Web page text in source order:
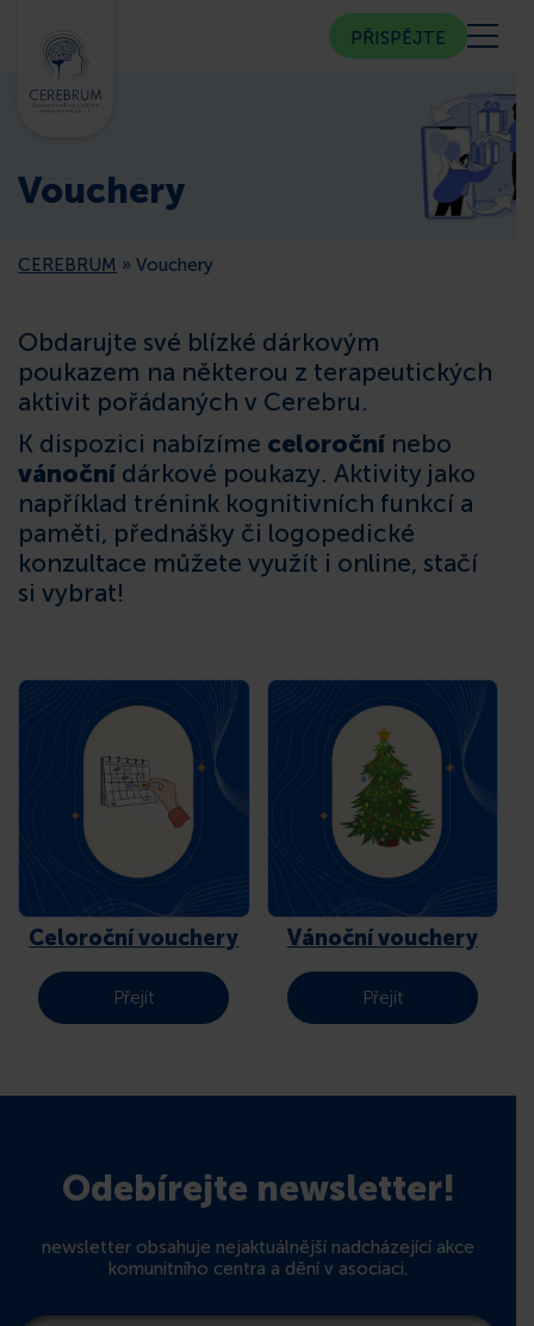
KOMUNITNÍ CENTRUM
VEŘEJNOST
ČLENSTVÍ
CEREBRUM V MÉDIÍCH
KONTAKT
PŘISPĚJTE
Vouchery
CEREBRUM » Vouchery
Obdarujte své blízké dárkovým
poukazem na některou z terapeutických
aktivit pořádaných v Cerebru.
K dispozici nabízíme celoroční nebo
vánoční dárkové poukazy. Aktivity jako
například trénink kognitivních funkcí a
paměti, přednášky či logopedické
konzultace můžete využít i online, stačí
si vybrat!
Celoroční vouchery
Přejít
Vánoční vouchery
Přejít
Odebírejte newsletter!
newsletter obsahuje nejaktuálnější nadcházející akce
komunitního centra a dění v asociaci.